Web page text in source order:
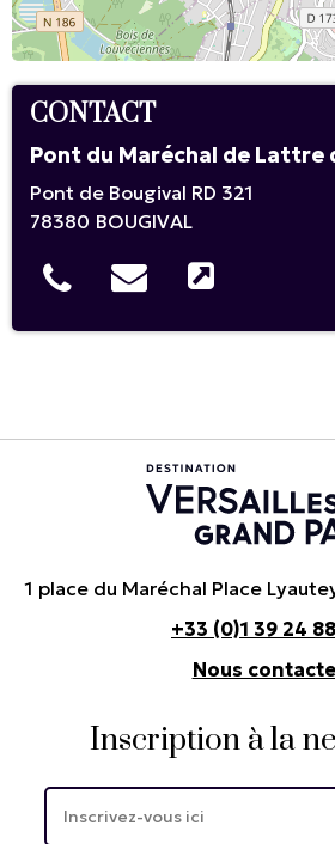
CONTACT
Pont du Maréchal de Lattre
Pont de Bougival RD 321
78380 BOUGIVAL
1 place du Maréchal Place
+33 (0)1 39 24
Nous
Inscription à la